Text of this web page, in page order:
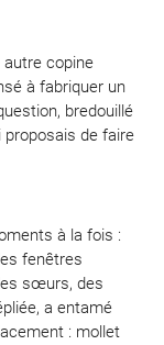
autre copine
à fabriquer un
bredouillé
proposais de faire
à la fois :
fenêtres
sœurs, des
a entamé
: mollet